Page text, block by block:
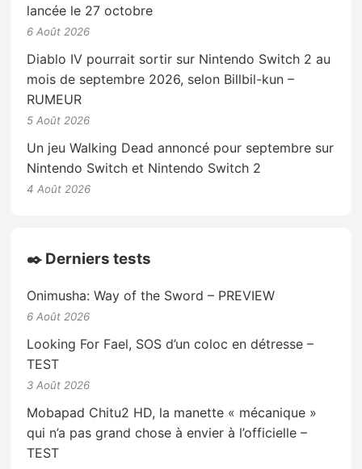
lancée le 27 octobre
6 Août 2026
Diablo IV pourrait sortir sur Nintendo Switch 2 au
mois de septembre 2026, selon Billbil-kun –
RUMEUR
5 Août 2026
Un jeu Walking Dead annoncé pour septembre sur
Nintendo Switch et Nintendo Switch 2
4 Août 2026
✒️ Derniers tests
Onimusha: Way of the Sword – PREVIEW
6 Août 2026
Looking For Fael, SOS d’un coloc en détresse –
TEST
3 Août 2026
Mobapad Chitu2 HD, la manette « mécanique »
qui n’a pas grand chose à envier à l’officielle –
TEST